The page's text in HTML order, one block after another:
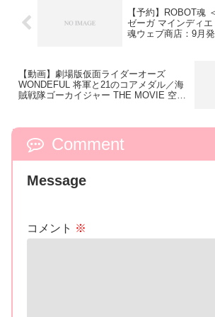
【予約】ROBOT魂
ゼーガ マインディエ
魂ウェブ商店：9月
【動画】劇場版仮面ライダーオーズ
WONDEFUL 将軍と21のコアメダル／海
賊戦隊ゴーカイジャー THE MOVIE 空飛
Comment
Message
コメント ※